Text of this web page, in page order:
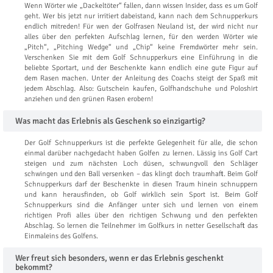
Wenn Wörter wie „Dackeltöter“ fallen, dann wissen Insider, dass es um Golf
geht. Wer bis jetzt nur irritiert dabeistand, kann nach dem Schnupperkurs
endlich mitreden! Für wen der Golfrasen Neuland ist, der wird nicht nur
alles über den perfekten Aufschlag lernen, für den werden Wörter wie
„Pitch“, „Pitching Wedge“ und „Chip“ keine Fremdwörter mehr sein.
Verschenken Sie mit dem Golf Schnupperkurs eine Einführung in die
beliebte Sportart, und der Beschenkte kann endlich eine gute Figur auf
dem Rasen machen. Unter der Anleitung des Coachs steigt der Spaß mit
jedem Abschlag. Also: Gutschein kaufen, Golfhandschuhe und Poloshirt
anziehen und den grünen Rasen erobern!
Was macht das Erlebnis als Geschenk so einzigartig?
Der Golf Schnupperkurs ist die perfekte Gelegenheit für alle, die schon
einmal darüber nachgedacht haben Golfen zu lernen. Lässig ins Golf Cart
steigen und zum nächsten Loch düsen, schwungvoll den Schläger
schwingen und den Ball versenken – das klingt doch traumhaft. Beim Golf
Schnupperkurs darf der Beschenkte in diesen Traum hinein schnuppern
und kann herausfinden, ob Golf wirklich sein Sport ist. Beim Golf
Schnupperkurs sind die Anfänger unter sich und lernen von einem
richtigen Profi alles über den richtigen Schwung und den perfekten
Abschlag. So lernen die Teilnehmer im Golfkurs in netter Gesellschaft das
Einmaleins des Golfens.
Wer freut sich besonders, wenn er das Erlebnis geschenkt
bekommt?